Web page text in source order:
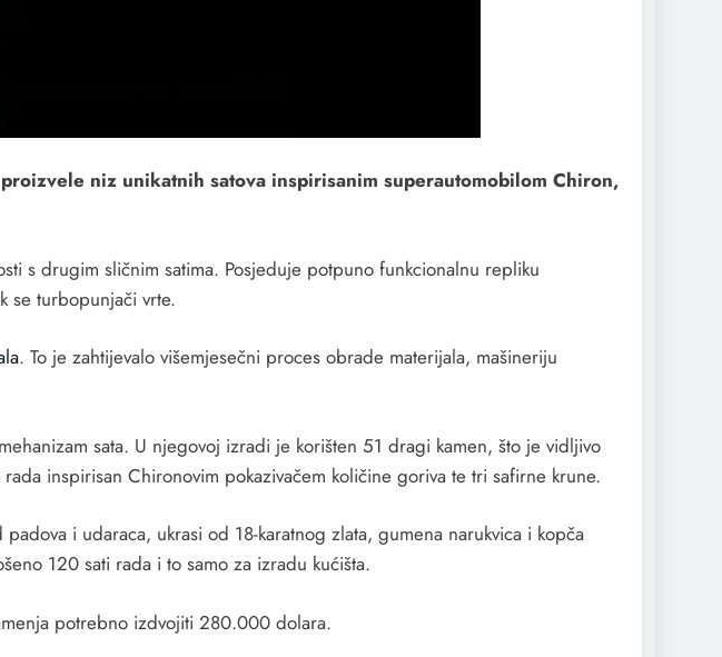
niz unikatnih satova inspirisanim superautomobilom Chiron,
s drugim sličnim satima. Posjeduje potpuno funkcionalnu repliku
se turbopunjači vrte.
. To je zahtijevalo višemjesečni proces obrade materijala, mašineriju
sata. U njegovoj izradi je korišten 51 dragi kamen, što je vidljivo
inspirisan Chironovim pokazivačem količine goriva te tri safirne krune.
i udaraca, ukrasi od 18-karatnog zlata, gumena narukvica i kopča
120 sati rada i to samo za izradu kućišta.
potrebno izdvojiti 280.000 dolara.